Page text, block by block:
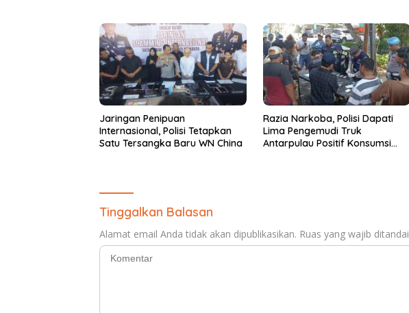
Jaringan Penipuan
Internasional, Polisi Tetapkan
Satu Tersangka Baru WN China
Razia Narkoba, Polisi Dapati
Lima Pengemudi Truk
Antarpulau Positif Konsumsi
Tinggalkan Balasan
Alamat email Anda tidak akan dipublikasikan. Ruas yang wajib ditandai